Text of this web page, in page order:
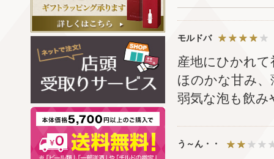
モルドバ
産地にひかれ
ほのかな甘み
弱気な泡も飲
う～ん・・